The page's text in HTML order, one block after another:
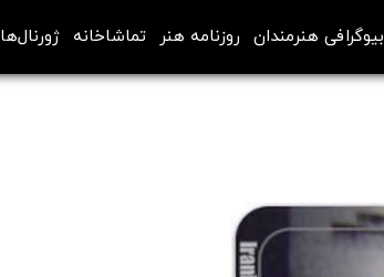
بیوگرافی هنرمندان روزنامه هنر تماشاخانه ژورنال‌ها